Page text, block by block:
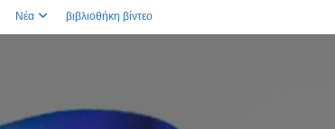
Νέα βιβλιοθήκη βίντεο